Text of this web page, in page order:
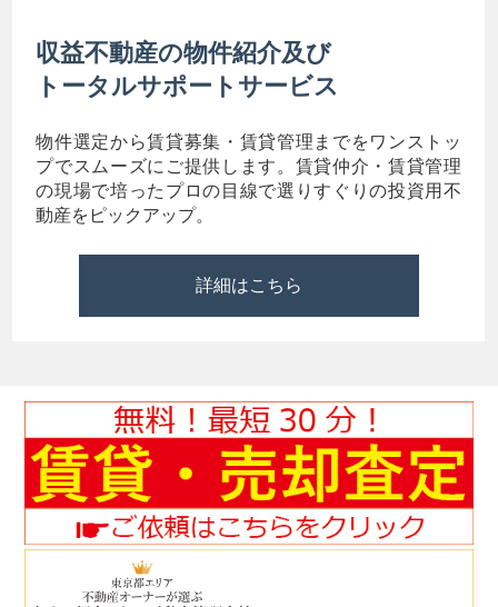
収益不動産の物件紹介及び
トータルサポートサービス
物件選定から賃貸募集・賃貸管理までをワンストッ
プでスムーズにご提供します。賃貸仲介・賃貸管理
の現場で培ったプロの目線で選りすぐりの投資用不
動産をピックアップ。
詳細はこちら